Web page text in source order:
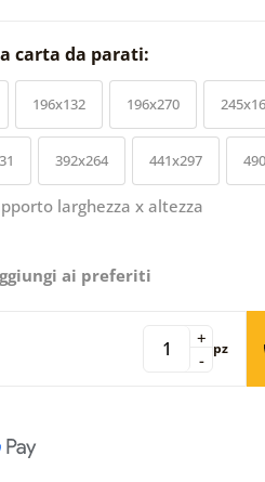
carta da parati:
196x132 196x270
392x264 441x297
larghezza x altezza
ai preferiti
-
+ pz